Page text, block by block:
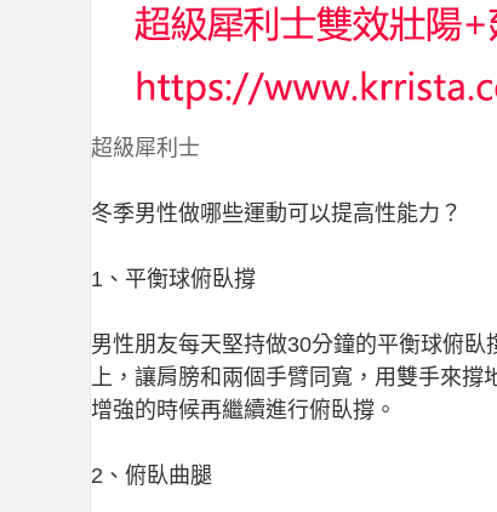
超級犀利士
冬季男性做哪些運動可以提高性能力？
1、平衡球俯臥撐
男性朋友每天堅持做30分鐘的平衡球俯
上，讓肩膀和兩個手臂同寬，用雙手來
增強的時候再繼續進行俯臥撐。
2、俯臥曲腿